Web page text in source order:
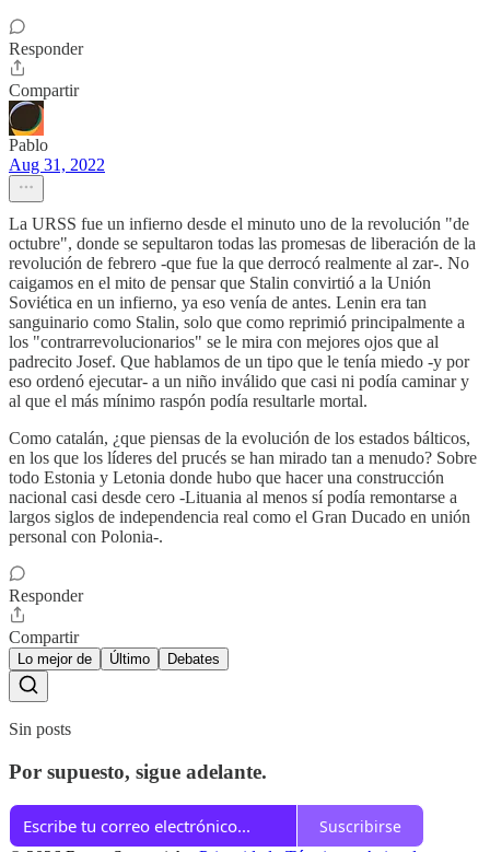
Responder
Compartir
Pablo
Aug 31, 2022
La URSS fue un infierno desde el minuto uno de la revolución "de
octubre", donde se sepultaron todas las promesas de liberación de la
revolución de febrero -que fue la que derrocó realmente al zar-. No
caigamos en el mito de pensar que Stalin convirtió a la Unión
Soviética en un infierno, ya eso venía de antes. Lenin era tan
sanguinario como Stalin, solo que como reprimió principalmente a
los "contrarrevolucionarios" se le mira con mejores ojos que al
padrecito Josef. Que hablamos de un tipo que le tenía miedo -y por
eso ordenó ejecutar- a un niño inválido que casi ni podía caminar y
al que el más mínimo raspón podía resultarle mortal.
Como catalán, ¿que piensas de la evolución de los estados bálticos,
en los que los líderes del prucés se han mirado tan a menudo? Sobre
todo Estonia y Letonia donde hubo que hacer una construcción
nacional casi desde cero -Lituania al menos sí podía remontarse a
largos siglos de independencia real como el Gran Ducado en unión
personal con Polonia-.
Responder
Compartir
Lo mejor de Último Debates
Sin posts
Por supuesto, sigue adelante.
Suscribirse